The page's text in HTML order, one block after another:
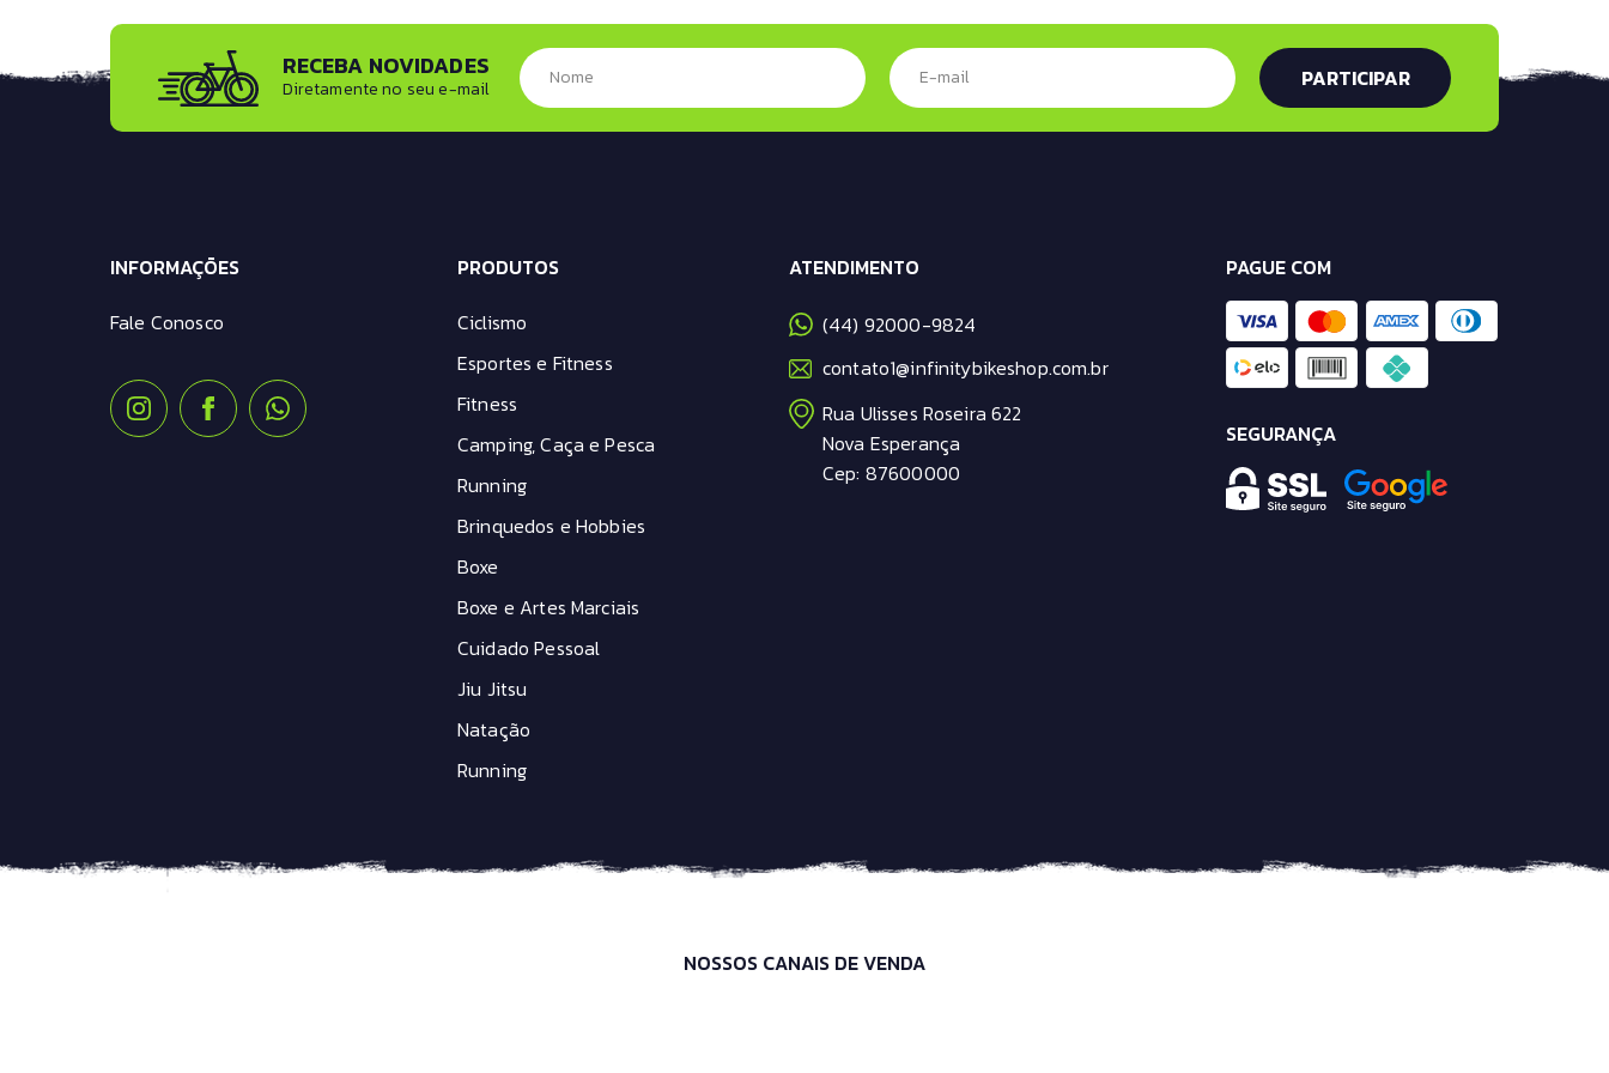
RECEBA NOVIDADES
Diretamente no seu e-mail
INFORMAÇÕES
Fale Conosco
PRODUTOS
Ciclismo
Esportes e Fitness
Fitness
Camping, Caça e Pesca
Running
Brinquedos e Hobbies
Boxe
Boxe e Artes Marciais
Cuidado Pessoal
Jiu Jitsu
Natação
Running
ATENDIMENTO
(44) 92000-9824
contato1@infinitybikeshop.com.br
Rua Ulisses Roseira 622
Nova Esperança
Cep: 87600000
PAGUE COM
SEGURANÇA
NOSSOS CANAIS DE VENDA